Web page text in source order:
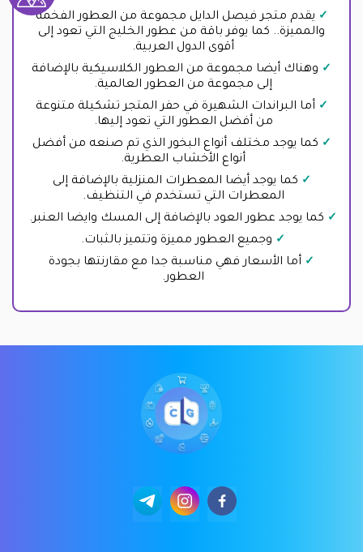
يقدم متجر فيصل الدايل مجموعة من العطور الفخمة
والمميزة.. كما يوفر باقة من عطور الخليج التي تعود إلى
أقوى الدول العربية.
وهناك أيضا مجموعة من العطور الكلاسيكية بالإضافة
إلى مجموعة من العطور العالمية.
أما البراندات الشهيرة في حفر المتجر تشكيلة متنوعة
من أفضل العطور التي تعود إليها.
كما يوجد مختلف أنواع البخور الذي تم صنعه من أفضل
أنواع الأخشاب العطرية.
كما يوجد أيضا المعطرات المنزلية بالإضافة إلى
المعطرات التي تستخدم في التنظيف.
كما يوجد عطور العود بالإضافة إلى المسك وايضا العنبر.
وجميع العطور مميزة وتتميز بالثبات.
أما الأسعار فهي مناسبة جدا مع مقارنتها بجودة
العطور.